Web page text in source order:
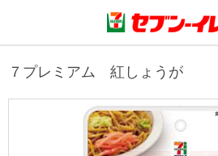
商品のご案内
商品のご案内トップ
セール・キャンペーン
７プレミアム 紅しょうが